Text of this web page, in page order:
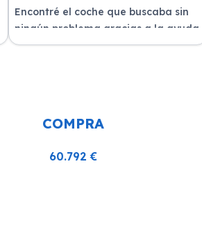
Encontré el coche que buscaba sin
ningún problema gracias a la ayuda
del equipo. La atención al cliente fue
COMPRA
60.792 €